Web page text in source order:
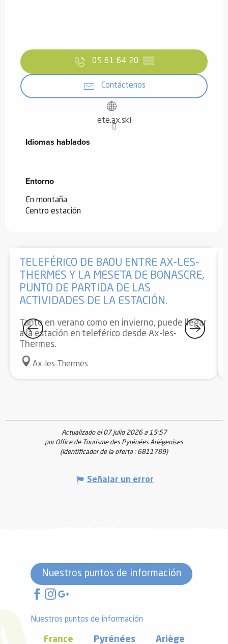
05 61 64 20 ▒▒
Contáctenos
ete.ax.ski
Idiomas hablados
Idiomas hablados
Entorno
Entorno
En montaña
Centro estación
TELEFÉRICO DE BAOU ENTRE AX-LES-
THERMES Y LA MESETA DE BONASCRE,
PUNTO DE PARTIDA DE LAS
ACTIVIDADES DE LA ESTACIÓN.
Tanto en verano como en invierno, puede llegar
a la estación en teleférico desde Ax-les-
Thermes.
Ax-les-Thermes
Actualizado el 07 julio 2026 a 15:57
por Office de Tourisme des Pyrénées Ariégeoises
(Identificador de la oferta : 6811789)
Señalar un error
Nuestros puntos de información
Nuestros puntos de información
France Pyrénées Ariège